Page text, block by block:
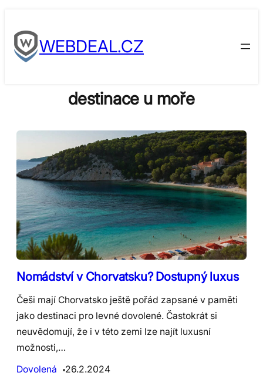
to
contentWEBDEAL.CZ
destinace u moře
Nomádství v Chorvatsku? Dostupný luxus
Češi mají Chorvatsko ještě pořád zapsané v paměti
jako destinaci pro levné dovolené. Častokrát si
neuvědomují, že i v této zemi lze najít luxusní
možnosti,…
Dovolená
26.2.2024